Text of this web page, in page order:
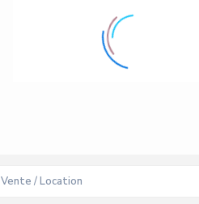
Vente / Location